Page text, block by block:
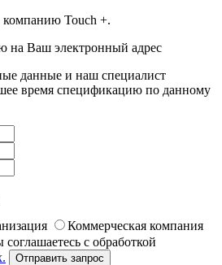
компанию Touch +.
на Ваш электронный адрес
данные и наш специалист
время спецификацию по данному
Коммерческая компания
с обработкой
Отправить запрос